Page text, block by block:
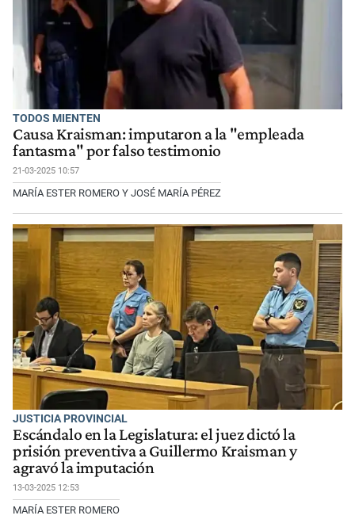
TODOS MIENTEN
Causa Kraisman: imputaron a la "empleada
fantasma" por falso testimonio
21-03-2025 10:57
MARÍA ESTER ROMERO Y JOSÉ MARÍA PÉREZ
JUSTICIA PROVINCIAL
Escándalo en la Legislatura: el juez dictó la
prisión preventiva a Guillermo Kraisman y
agravó la imputación
13-03-2025 12:53
MARÍA ESTER ROMERO